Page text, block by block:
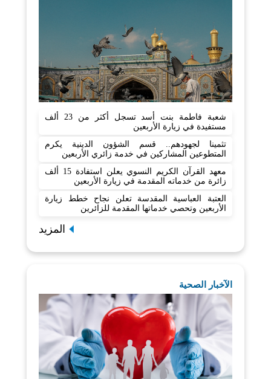
شعبة فاطمة بنت أسد تسجل أكثر من 23 ألف
مستفيدة في زيارة الأربعين
تثمينا لجهودهم.. قسم الشؤون الدينية يكرم
المتطوعين المشاركين في خدمة زائري الأربعين
معهد القرآن الكريم النسوي يعلن استفادة 15 ألف
زائرة من خدماته المقدمة في زيارة الأربعين
العتبة العباسية المقدسة تعلن نجاح خطط زيارة
الأربعين وتحصي خدماتها المقدمة للزائرين
المزيد
الآخبار الصحية